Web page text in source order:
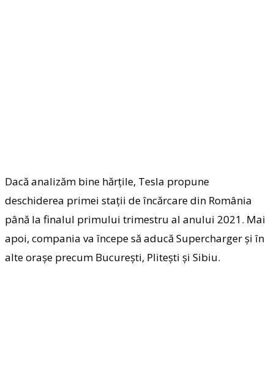
Dacă analizăm bine hărțile, Tesla propune
deschiderea primei stații de încărcare din România
până la finalul primului trimestru al anului 2021. Mai
apoi, compania va începe să aducă Supercharger și în
alte orașe precum București, Plitești și Sibiu.